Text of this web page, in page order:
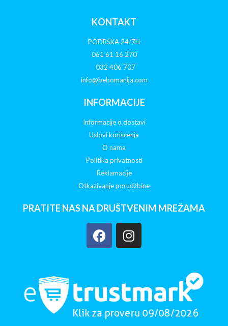
KONTAKT
PODRŠKA 24/7H
061 61 16 270
032 406 707
info@bebomanija.com
INFORMACIJE
Informacije o dostavi
Uslovi korišćenja
O nama
Politika privatnosti
Reklamacije
Otkazivanje porudžbine
PRATITE NAS NA DRUŠTVENIM MREŽAMA